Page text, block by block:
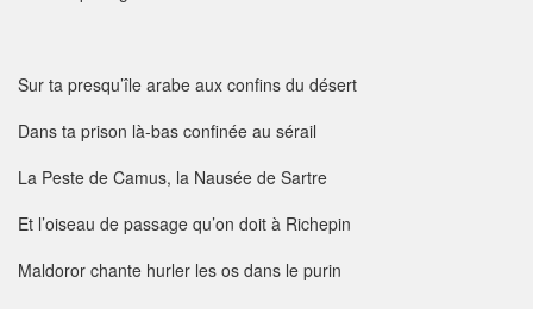
Sur ta presqu’île arabe aux confins du désert
Dans ta prison là-bas confinée au sérail
La Peste de Camus, la Nausée de Sartre
Et l’oiseau de passage qu’on doit à Richepin
Maldoror chante hurler les os dans le purin